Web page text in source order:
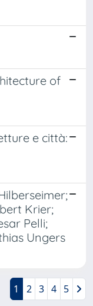
of
e città:
Krier;
Pelli;
Ungers
1 2 3 4 5